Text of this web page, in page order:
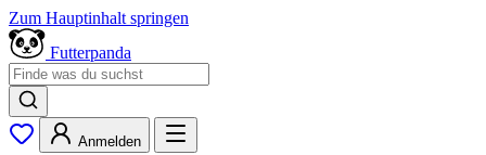
Zum Hauptinhalt springen
Futterpanda
Anmelden